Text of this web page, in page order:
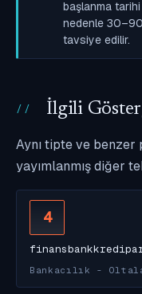
başlanma
nedenle
tavsiye edilir.
İlgili
Aynı tipte ve benzer
yayımlanmış diğer
4
Bankacılık -